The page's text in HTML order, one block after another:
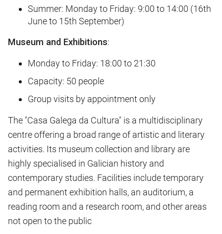
Summer: Monday to Friday: 9:00 to 14:00 (16th
June to 15th September)
Museum and Exhibitions:
Monday to Friday: 18:00 to 21:30
Capacity: 50 people
Group visits by appointment only
The "Casa Galega da Cultura" is a multidisciplinary
centre offering a broad range of artistic and literary
activities. Its museum collection and library are
highly specialised in Galician history and
contemporary studies. Facilities include temporary
and permanent exhibition halls, an auditorium, a
reading room and a research room, and other areas
not open to the public